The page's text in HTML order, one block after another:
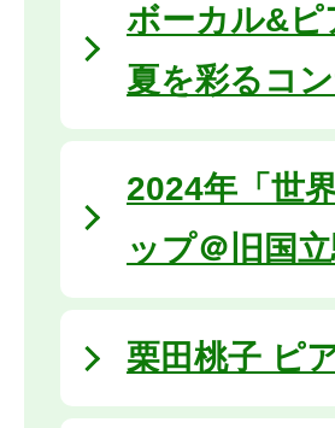
ボーカル&
夏を彩るコ
2024年「世
ップ＠旧国
栗田桃子 ピ